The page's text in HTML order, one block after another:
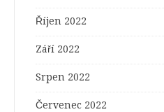
Říjen 2022
Září 2022
Srpen 2022
Červenec 2022